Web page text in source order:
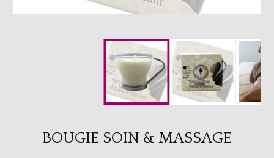
BOUGIE SOIN & MASSAGE